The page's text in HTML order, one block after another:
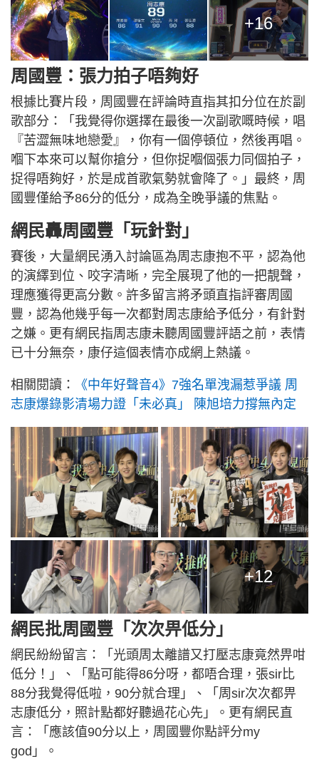
+16
周國豐：張力拍子唔夠好
根據比賽片段，周國豐在評論時直指其扣分位在於副
歌部分：「我覺得你選擇在最後一次副歌嘅時候，唱
『苦澀無味地戀愛』，你有一個停頓位，然後再唱。
嗰下本來可以幫你搶分，但你捉嗰個張力同個拍子，
捉得唔夠好，於是成首歌氣勢就會降了。」最終，周
國豐僅給予86分的低分，成為全晚爭議的焦點。
網民轟周國豐「玩針對」
賽後，大量網民湧入討論區為周志康抱不平，認為他
的演繹到位、咬字清晰，完全展現了他的一把靚聲，
理應獲得更高分數。許多留言將矛頭直指評審周國
豐，認為他幾乎每一次都對周志康給予低分，有針對
之嫌。更有網民指周志康未聽周國豐評語之前，表情
已十分無奈，康仔這個表情亦成網上熱議。
相關閱讀：
《中年好聲音4》7強名單洩漏惹爭議 周
志康爆錄影清場力證「未必真」 陳旭培力撐無內定
+12
網民批周國豐「次次畀低分」
網民紛紛留言：「光頭周太離譜又打壓志康竟然畀咁
低分！」、「點可能得86分呀，都唔合理，張sir比
88分我覺得低啦，90分就合理」、「周sir次次都畀
志康低分，照計點都好聽過花心先」。更有網民直
言：「應該值90分以上，周國豐你點評分my
god」。